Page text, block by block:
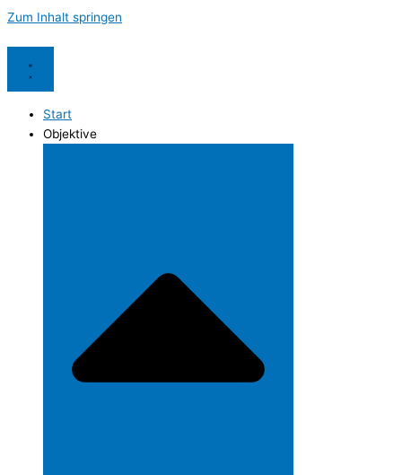
Zum Inhalt springen
Start
Objektive